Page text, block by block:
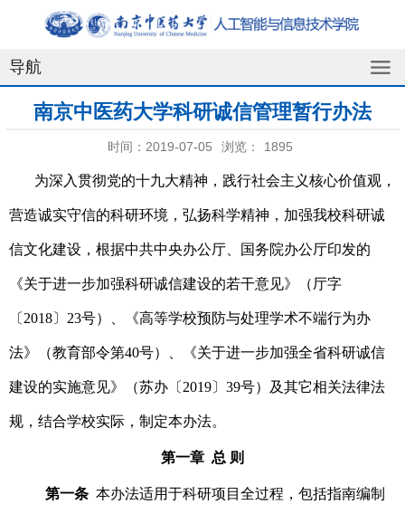
导航
南京中医药大学科研诚信管理暂行办法
时间：2019-07-05 浏览： 1895
为深入贯彻党的十九大精神，践行社会主义核心价值观，
营造诚实守信的科研环境，弘扬科学精神，加强我校科研诚
信文化建设，根据中共中央办公厅、国务院办公厅印发的
《关于进一步加强科研诚信建设的若干意见》（厅字
〔2018〕23号）、《高等学校预防与处理学术不端行为办
法》（教育部令第40号）、《关于进一步加强全省科研诚信
建设的实施意见》（苏办〔2019〕39号）及其它相关法律法
规，结合学校实际，制定本办法。
第一章 总 则
第一条 本办法适用于科研项目全过程，包括指南编制